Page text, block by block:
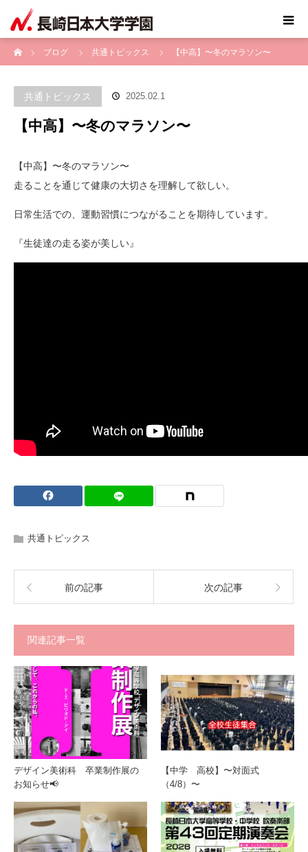
ブログ
共通トピックス 【中高】〜冬のマラソン〜
共通トピックス 2025.02.1
【中高】〜冬のマラソン〜
【中高】〜冬のマラソン〜
走ることを通じて健康の大切さを理解して欲しい。
日常生活での、運動習慣につながることを期待しています。
『生徒達の走る姿が美しい』
共通トピックス
前の記事 次の記事
関連記事一覧
デザイン美術科 卒業制作展の
お知らせ📢
【中学 高校】〜対面式
（4/8）〜